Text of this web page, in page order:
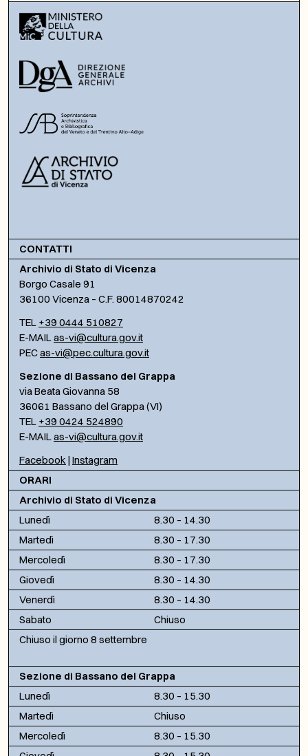
CONTATTI
Archivio di Stato di Vicenza
Borgo Casale 91
36100 Vicenza – C.F. 80014870242
TEL +39 0444 510827
E-MAILas-vi@cultura.gov.it
PECas-vi@pec.cultura.gov.it
Sezione di Bassano del Grappa
via Beata Giovanna 58
36061 Bassano del Grappa (VI)
TEL +39 0424 524890
E-MAILas-vi@cultura.gov.it
Facebook | Instagram
ORARI
Archivio di Stato di Vicenza
Lunedì
8.30 – 14.30
Martedì
8.30 – 17.30
Mercoledì
8.30 – 17.30
Giovedì
8.30 – 14.30
Venerdì
8.30 – 14.30
Sabato
Chiuso
Chiuso il giorno 8 settembre
Sezione di Bassano del Grappa
Lunedì
8.30 – 15.30
Martedì
Chiuso
Mercoledì
8.30 – 15.30